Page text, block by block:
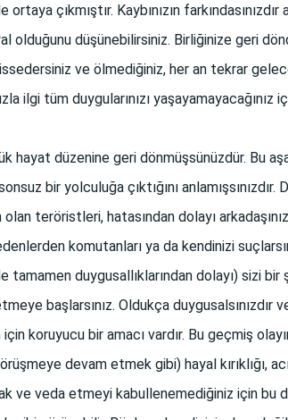
çıkmıştır. Kaybınızın
olduğunu düşünebilirsiniz. Birliğinize geri
ve ölmediğiniz, her an tekrar
ilgi tüm duygularınızı yaşayamayacağınız
hayat düzenine geri dönmüşsünüzdür. Bu
bir yolculuğa çıktığını anlamışsınızdır.
teröristleri, hatasından dolayı
komutanları ya da kendinizi
tamamen duygusallıklarından dolayı) sizi
başlarsınız. Oldukça duygusalsınızdır
bir amacı vardır. Bu geçmiş olayın
devam etmek gibi) hayal kırıklığı,
ve veda etmeyi kabullenemediğiniz için bu